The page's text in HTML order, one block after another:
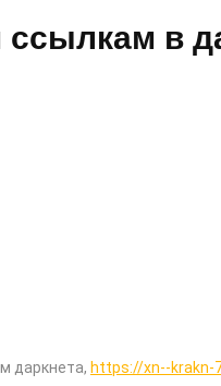
в
даркнета, https://xn--krakn-